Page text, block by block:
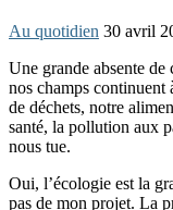
Au quotidien 30 avril
Une grande absente de
nos champs continuent
de déchets, notre
santé, la pollution aux
nous tue.
Oui, l’écologie est la
pas de mon projet. La